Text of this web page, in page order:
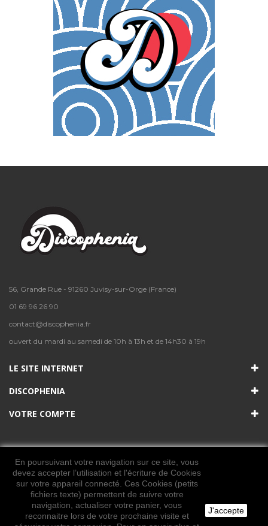
56, Grande Rue - 91260 Juvisy-sur-Orge (France)
01 69 96 26 90
contact@discophenia.fr
ouvert du mardi au samedi de 10h à 13h et de 14h30 à 19h
LE SITE INTERNET
DISCOPHENIA
VOTRE COMPTE
En poursuivant votre navigation sur ce site, vous
devez accepter l’utilisation et l'écriture de Cookies
sur votre appareil connecté. Ces Cookies (petits
fichiers texte) permettent de suivre votre
navigation, actualiser votre panier, vous
reconnaitre lors de votre prochaine visite et
J'accepte
© 2021. Tous les droits sont réservés. Discophenia